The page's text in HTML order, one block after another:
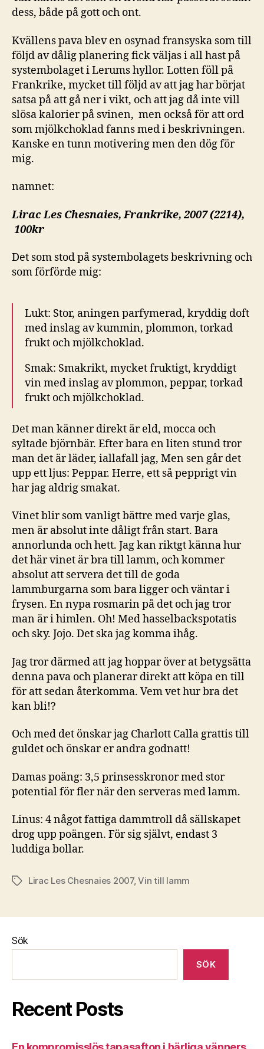
dess, både på gott och ont.
Kvällens pava blev en osynad fransyska som till
följd av dålig planering fick väljas i all hast på
systembolaget i Lerums hyllor. Lotten föll på
Frankrike, mycket till följd av att jag har börjat
satsa på att gå ner i vikt, och att jag då inte vill
slösa kalorier på svinen, men också för att ord
som mjölkchoklad fanns med i beskrivningen.
Kanske en tunn motivering men den dög för
mig.
namnet:
Lirac Les Chesnaies, Frankrike, 2007 (2214),
100kr
Det som stod på systembolagets beskrivning och
som förförde mig:
Lukt: Stor, aningen parfymerad, kryddig doft
med inslag av kummin, plommon, torkad
frukt och mjölkchoklad.
Smak: Smakrikt, mycket fruktigt, kryddigt
vin med inslag av plommon, peppar, torkad
frukt och mjölkchoklad.
Det man känner direkt är eld, mocca och
syltade björnbär. Efter bara en liten stund tror
man det är läder, iallafall jag, Men sen går det
upp ett ljus: Peppar. Herre, ett så pepprigt vin
har jag aldrig smakat.
Vinet blir som vanligt bättre med varje glas,
men är absolut inte dåligt från start. Bara
annorlunda och hett. Jag kan riktgt känna hur
det här vinet är bra till lamm, och kommer
absolut att servera det till de goda
lammburgarna som bara ligger och väntar i
frysen. En nypa rosmarin på det och jag tror
man är i himlen. Oh! Med hasselbackspotatis
och sky. Jojo. Det ska jag komma ihåg.
Jag tror därmed att jag hoppar över at betygsätta
denna pava och planerar direkt att köpa en till
för att sedan återkomma. Vem vet hur bra det
kan bli!?
Och med det önskar jag Charlott Calla grattis till
guldet och önskar er andra godnatt!
Damas poäng: 3,5 prinsesskronor med stor
potential för fler när den serveras med lamm.
Linus: 4 något fattiga dammtroll då sällskapet
drog upp poängen. För sig självt, endast 3
luddiga bollar.
EtiketterLirac Les Chesnaies 2007,Vin till lamm
Sök
SÖK
Recent Posts